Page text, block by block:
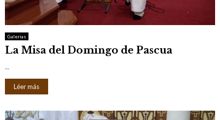
E
N
U
Galerias
La Misa del Domingo de Pascua
...
Léer más